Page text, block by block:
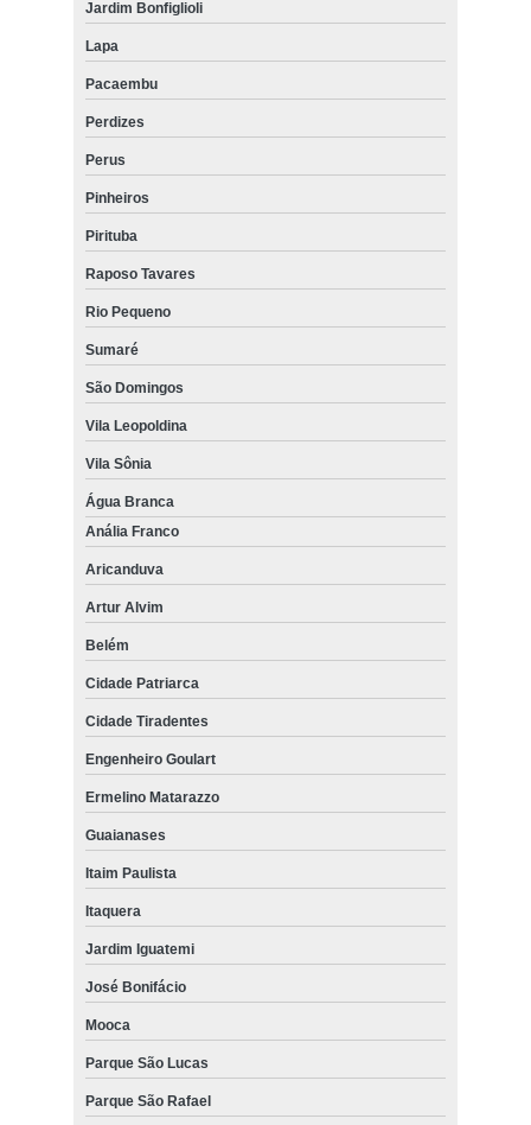
Jardim Bonfiglioli
Lapa
Pacaembu
Perdizes
Perus
Pinheiros
Pirituba
Raposo Tavares
Rio Pequeno
Sumaré
São Domingos
Vila Leopoldina
Vila Sônia
Água Branca
Anália Franco
Aricanduva
Artur Alvim
Belém
Cidade Patriarca
Cidade Tiradentes
Engenheiro Goulart
Ermelino Matarazzo
Guaianases
Itaim Paulista
Itaquera
Jardim Iguatemi
José Bonifácio
Mooca
Parque São Lucas
Parque São Rafael